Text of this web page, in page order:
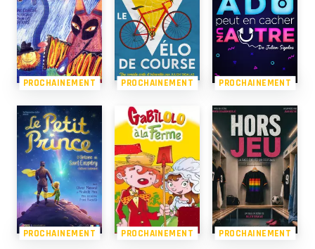
PROCHAINEMENT PROCHAINEMENT PROCHAINEMENT
PROCHAINEMENT PROCHAINEMENT PROCHAINEMENT